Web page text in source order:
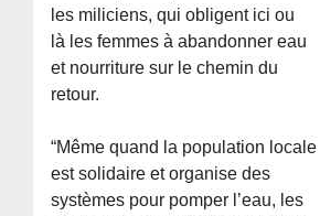
les miliciens, qui obligent ici ou
là les femmes à abandonner eau
et nourriture sur le chemin du
retour.
“Même quand la population locale
est solidaire et organise des
systèmes pour pomper l’eau, les